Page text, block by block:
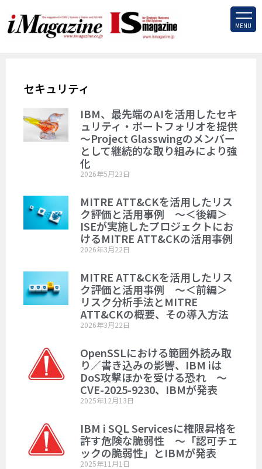
MENU
セキュリティ
IBM、最先端のAIを活用したセキ
ュリティ・ポートフォリオを提供
～Project Glasswingのメンバー
として継続的な取り組みにより強
化
2026年5月23日
MITRE ATT&CKを活用したリス
ク評価と活用事例 ～＜後編＞
ISEが実施したプロジェクトにお
けるMITRE ATT&CKの活用事例
2026年3月22日
MITRE ATT&CKを活用したリス
ク評価と活用事例 ～＜前編＞
リスク分析手法とMITRE
ATT&CKの概要、その導入方法
2026年3月22日
OpenSSLにおける範囲外読み取
り／書き込みの影響、IBM iは
DoS攻撃ほかを受ける恐れ ～
CVE-2025-9230、IBMが発表
2025年12月13日
IBM i SQL Servicesに権限昇格を
許す危険な脆弱性 ～「認可チェ
ックの脆弱性」とIBMが発表
2025年11月1日